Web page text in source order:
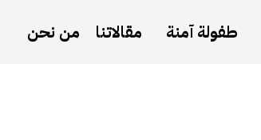
طفولة آمنة مقالاتنا من نحن